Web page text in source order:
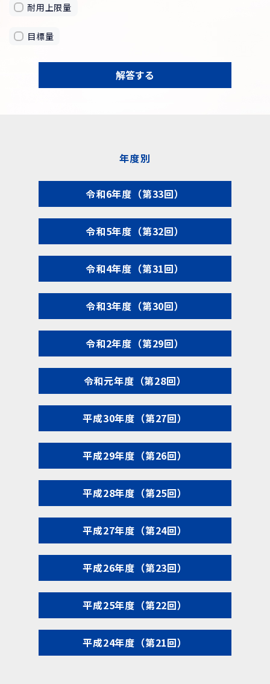
耐用上限量
目標量
解答する
年度別
令和6年度（第33回）
令和5年度（第32回）
令和4年度（第31回）
令和3年度（第30回）
令和2年度（第29回）
令和元年度（第28回）
平成30年度（第27回）
平成29年度（第26回）
平成28年度（第25回）
平成27年度（第24回）
平成26年度（第23回）
平成25年度（第22回）
平成24年度（第21回）